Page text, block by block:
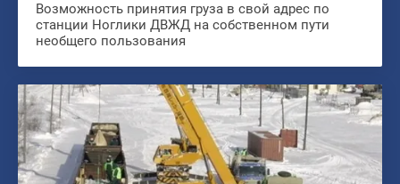
Возможность принятия груза в свой адрес по
станции Ноглики ДВЖД на собственном пути
необщего пользования